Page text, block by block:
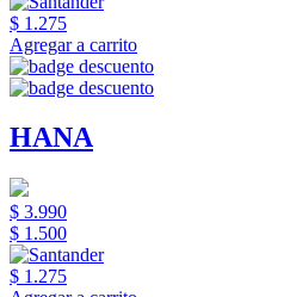
$ 1.275
Agregar a carrito
HANA
$ 3.990
$ 1.500
$ 1.275